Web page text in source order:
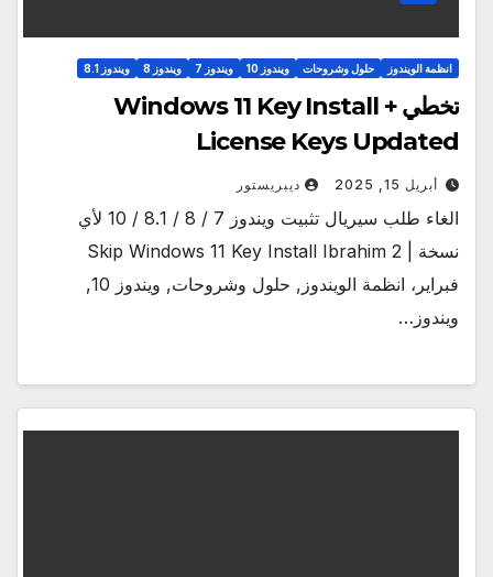
انظمة الويندوز حلول وشروحات ويندوز 10 ويندوز 7 ويندوز 8 ويندوز 8.1
تخطي Windows 11 Key Install +
License Keys Updated
أبريل 15, 2025 ديبريستور
الغاء طلب سيريال تثبيت ويندوز 7 / 8 / 8.1 / 10 لأي
نسخة | Skip Windows 11 Key Install Ibrahim 2
فبراير، انظمة الويندوز, حلول وشروحات, ويندوز 10,
ويندوز…